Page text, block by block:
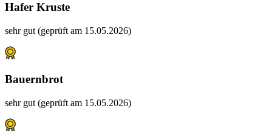
Hafer Kruste
sehr gut (geprüft am 15.05.2026)
Bauernbrot
sehr gut (geprüft am 15.05.2026)